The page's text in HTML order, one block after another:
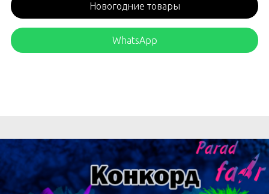
Новогодние товары
WhatsApp